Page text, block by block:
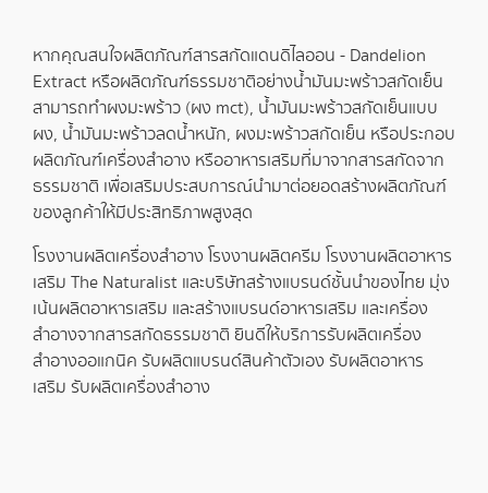
หากคุณสนใจผลิตภัณฑ์สารสกัดแดนดิไลออน - Dandelion
Extract หรือผลิตภัณฑ์ธรรมชาติอย่างน้ำมันมะพร้าวสกัดเย็น
สามารถทำผงมะพร้าว (ผง mct), น้ำมันมะพร้าวสกัดเย็นแบบ
ผง, น้ำมันมะพร้าวลดน้ำหนัก, ผงมะพร้าวสกัดเย็น หรือประกอบ
ผลิตภัณฑ์เครื่องสำอาง หรืออาหารเสริมที่มาจากสารสกัดจาก
ธรรมชาติ เพื่อเสริมประสบการณ์นำมาต่อยอดสร้างผลิตภัณฑ์
ของลูกค้าให้มีประสิทธิภาพสูงสุด
โรงงานผลิตเครื่องสำอาง โรงงานผลิตครีม โรงงานผลิตอาหาร
เสริม The Naturalist และบริษัทสร้างแบรนด์ชั้นนำของไทย มุ่ง
เน้นผลิตอาหารเสริม และสร้างแบรนด์อาหารเสริม และเครื่อง
สำอางจากสารสกัดธรรมชาติ ยินดีให้บริการรับผลิตเครื่อง
สำอางออแกนิค รับผลิตแบรนด์สินค้าตัวเอง รับผลิตอาหาร
เสริม รับผลิตเครื่องสำอาง